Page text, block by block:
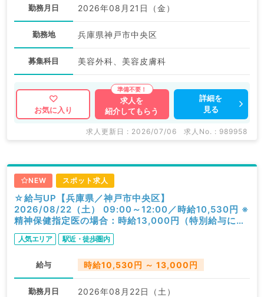
勤務月日 2026年08月21日（金）
勤務地 兵庫県神戸市中央区
募集科目 美容外科、美容皮膚科
お気に入り
求人を
紹介してもらう
詳細を
見る
求人更新日 : 2026/07/06 求人No. : 989958
NEW スポット求人
☆給与UP【兵庫県／神戸市中央区】
2026/08/22（土） 09:00～12:00／時給10,530円 ※
精神保健指定医の場合：時給13,000円（特別給与につ
き歩合無し）／一般外来／精神科
人気エリア 駅近・徒歩圏内
給与 時給10,530円 ～ 13,000円
勤務月日 2026年08月22日（土）